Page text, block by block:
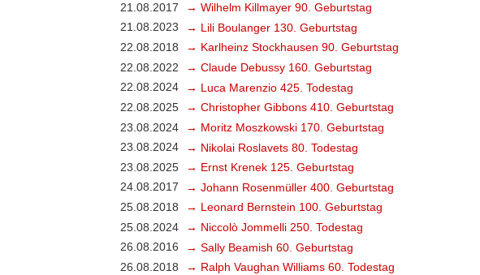
21.08.2017
→ Wilhelm Killmayer 90. Geburtstag
21.08.2023
→ Lili Boulanger 130. Geburtstag
22.08.2018
→ Karlheinz Stockhausen 90. Geburtstag
22.08.2022
→ Claude Debussy 160. Geburtstag
22.08.2024
→ Luca Marenzio 425. Todestag
22.08.2025
→ Christopher Gibbons 410. Geburtstag
23.08.2024
→ Moritz Moszkowski 170. Geburtstag
23.08.2024
→ Nikolai Roslavets 80. Todestag
23.08.2025
→ Ernst Krenek 125. Geburtstag
24.08.2017
→ Johann Rosenmüller 400. Geburtstag
25.08.2018
→ Leonard Bernstein 100. Geburtstag
25.08.2024
→ Niccolò Jommelli 250. Todestag
26.08.2016
→ Sally Beamish 60. Geburtstag
26.08.2018
→ Ralph Vaughan Williams 60. Todestag